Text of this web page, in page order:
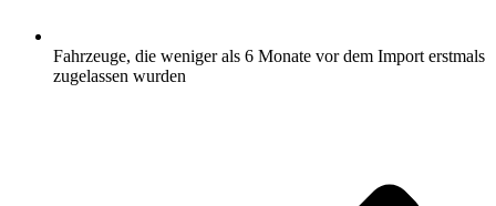
Fahrzeuge, die weniger als 6 Monate vor dem Import erstmals
zugelassen wurden